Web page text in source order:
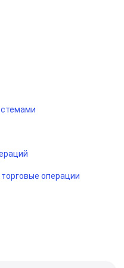
операции